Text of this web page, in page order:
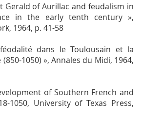
Gerald of Aurillac and feudalism in
in the early tenth century »,
1964, p. 41-58
féodalité dans le Toulousain et la
1050) »,Annales du Midi, 1964,
of Southern French and
1050, University of Texas Press,